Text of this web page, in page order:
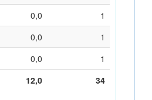
0,0
1
0,0
1
0,0
1
12,0
34